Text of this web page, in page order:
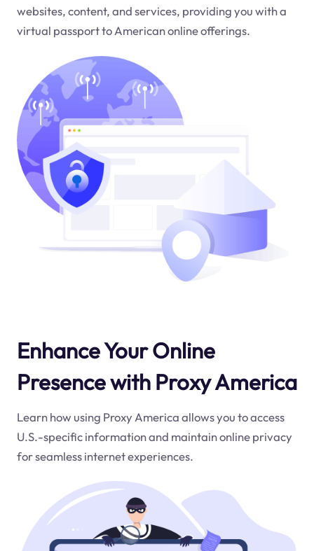
websites, content, and services, providing you with a
virtual passport to American online offerings.
Enhance Your Online
Presence with Proxy America
Learn how using Proxy America allows you to access
U.S.-specific information and maintain online privacy
for seamless internet experiences.